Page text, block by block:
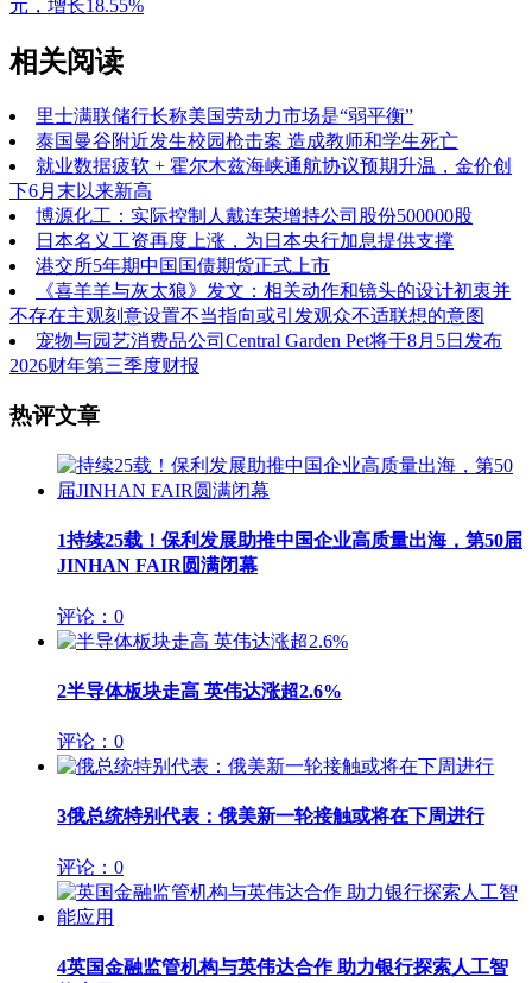
元，增长18.55%
相关阅读
里士满联储行长称美国劳动力市场是“弱平衡”
泰国曼谷附近发生校园枪击案 造成教师和学生死亡
就业数据疲软 + 霍尔木兹海峡通航协议预期升温，金价创
下6月末以来新高
博源化工：实际控制人戴连荣增持公司股份500000股
日本名义工资再度上涨，为日本央行加息提供支撑
港交所5年期中国国债期货正式上市
《喜羊羊与灰太狼》发文：相关动作和镜头的设计初衷并
不存在主观刻意设置不当指向或引发观众不适联想的意图
宠物与园艺消费品公司Central Garden Pet将于8月5日发布
2026财年第三季度财报
热评文章
1持续25载！保利发展助推中国企业高质量出海，第50届
JINHAN FAIR圆满闭幕
评论：0
2半导体板块走高 英伟达涨超2.6%
评论：0
3俄总统特别代表：俄美新一轮接触或将在下周进行
评论：0
4英国金融监管机构与英伟达合作 助力银行探索人工智